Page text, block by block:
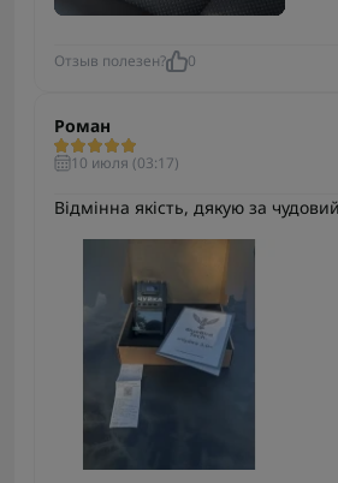
Отзыв полезен? 0
Роман
10 июля (03:17)
Відмінна якість, дякую за